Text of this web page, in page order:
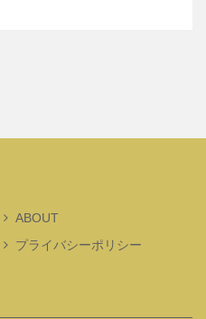
ABOUT
プライバシーポリシー